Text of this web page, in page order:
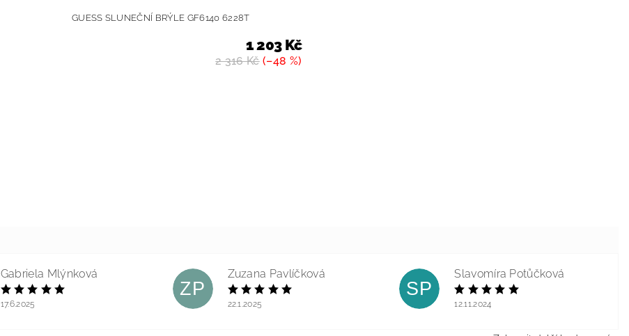
GUESS SLUNEČNÍ BRÝLE GF6140 6228T
2 316 Kč(–48 %)
1 203 Kč
Gabriela Mlýnková
17.6.2025
ZP
Zuzana Pavlíčková
22.1.2025
SP
Slavomíra Potůčková
12.11.2024